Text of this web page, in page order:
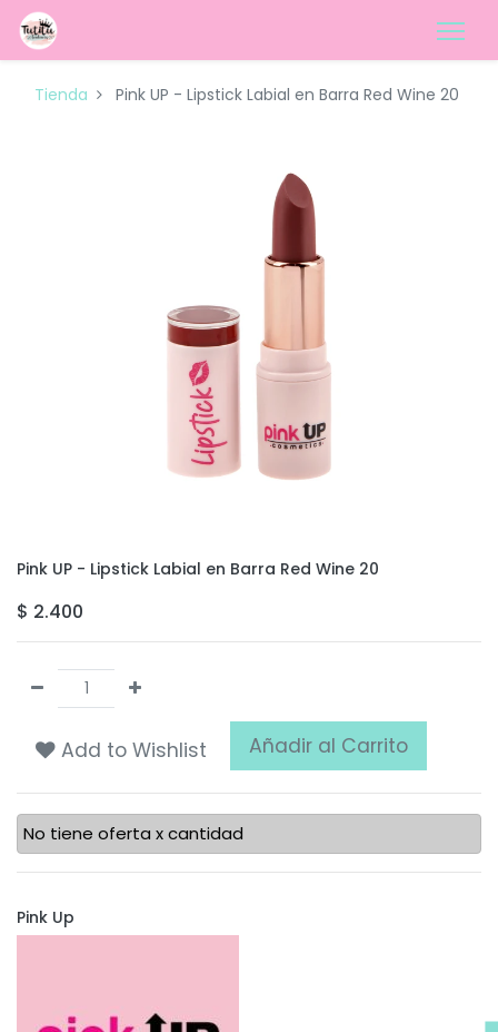
Tienda Pink UP - Lipstick Labial en Barra Red Wine 20
Pink UP - Lipstick Labial en Barra Red Wine 20
$ 2.400
Add to Wishlist Añadir al Carrito
No tiene oferta x cantidad
Pink Up